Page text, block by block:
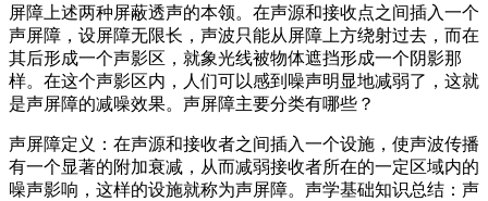
屏障上述两种屏蔽透声的本领。在声源和接收点之间插入一个
声屏障，设屏障无限长，声波只能从屏障上方绕射过去，而在
其后形成一个声影区，就象光线被物体遮挡形成一个阴影那
样。在这个声影区内，人们可以感到噪声明显地减弱了，这就
是声屏障的减噪效果。声屏障主要分类有哪些？
声屏障定义：在声源和接收者之间插入一个设施，使声波传播
有一个显著的附加衰减，从而减弱接收者所在的一定区域内的
噪声影响，这样的设施就称为声屏障。声学基础知识总结：声